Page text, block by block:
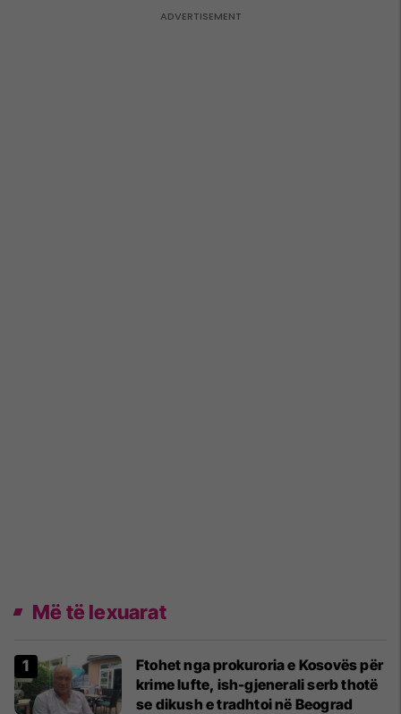
Më të lexuarat
Ftohet nga prokuroria e Kosovës për
krime lufte, ish-gjenerali serb thotë
se dikush e tradhtoi në Beograd